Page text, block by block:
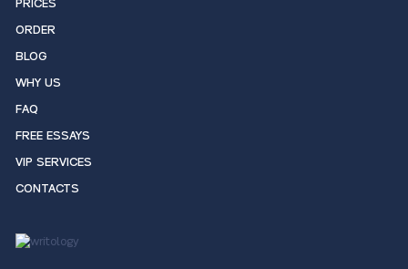
PRICES
ORDER
BLOG
WHY US
FAQ
FREE ESSAYS
VIP SERVICES
CONTACTS